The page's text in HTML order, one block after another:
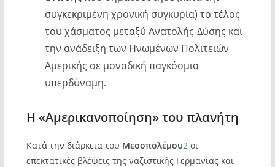
συγκεκριμένη χρονική συγκυρία) το τέλος
του χάσματος μεταξύ Ανατολής-Δύσης και
την ανάδειξη των Ηνωμένων Πολιτειών
Αμερικής σε μοναδική παγκόσμια
υπερδύναμη.
Η «Αμερικανοποίηση» του πλανήτη
Κατά την διάρκεια του Μεσοπολέμου2οι
επεκτατικές βλέψεις της ναζιστικής Γερμανίας και